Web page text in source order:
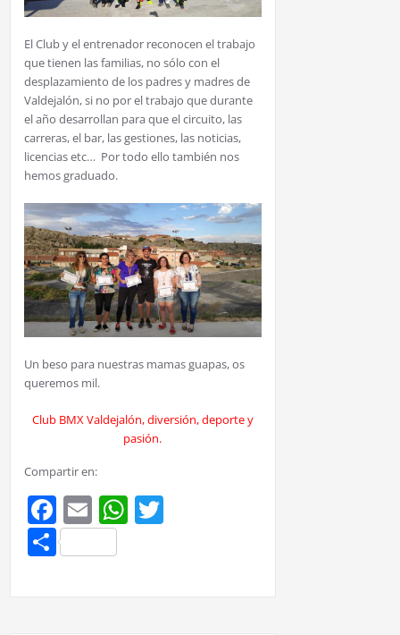
El Club y el entrenador reconocen el trabajo
que tienen las familias, no sólo con el
desplazamiento de los padres y madres de
Valdejalón, si no por el trabajo que durante
el año desarrollan para que el circuito, las
carreras, el bar, las gestiones, las noticias,
licencias etc… Por todo ello también nos
hemos graduado.
Un beso para nuestras mamas guapas, os
queremos mil.
Club BMX Valdejalón, diversión, deporte y
pasión.
Compartir en:
Facebook
EmailWhatsApp
Twitter
Compartir